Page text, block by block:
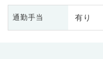
通勤手当 有り